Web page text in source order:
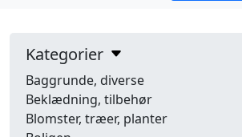
Kategorier
Baggrunde, diverse
Beklædning, tilbehør
Blomster, træer, planter